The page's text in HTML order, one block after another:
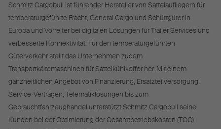
Schmitz Cargobull ist führender Hersteller von Sattelaufliegern für
temperaturgeführte Fracht, General Cargo und Schüttgüter in
Europa und Vorreiter bei digitalen Lösungen für Trailer Services und
verbesserte Konnektivität. Für den temperaturgeführten
Güterverkehr stellt das Unternehmen zudem
Transportkältemaschinen für Sattelkühlkoffer her. Mit einem
ganzheitlichen Angebot von Finanzierung, Ersatzteilversorgung,
Service-Verträgen, Telematiklösungen bis zum
Gebrauchtfahrzeughandel unterstützt Schmitz Cargobull seine
Kunden bei der Optimierung der Gesamtbetriebskosten (TCO)